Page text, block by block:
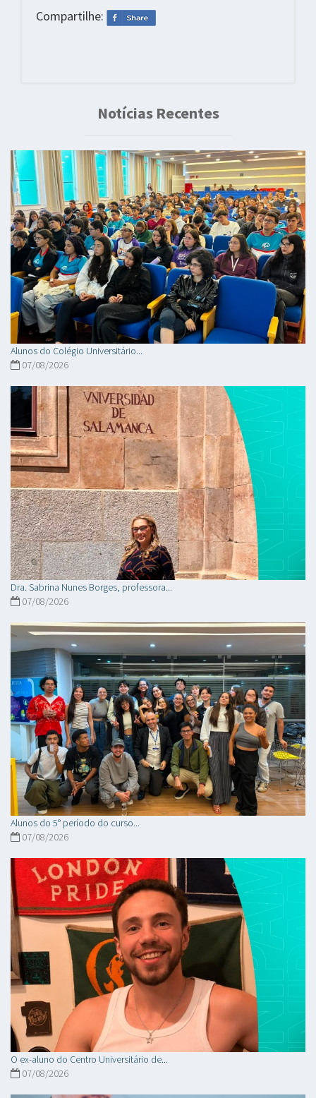
Compartilhe:
Notícias Recentes
Alunos do Colégio Universitário...
07/08/2026
Dra. Sabrina Nunes Borges, professora...
07/08/2026
Alunos do 5° período do curso...
07/08/2026
O ex-aluno do Centro Universitário de...
07/08/2026